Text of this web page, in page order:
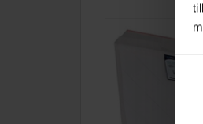
DynaCool
Funktionen
livsmedel, det är